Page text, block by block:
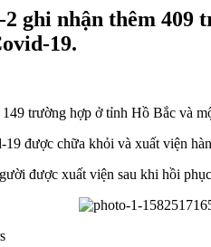
ghi nhận thêm
19.
trường hợp ở tỉnh Hồ Bắc và
được chữa khỏi và xuất viện
được xuất viện sau khi hồi